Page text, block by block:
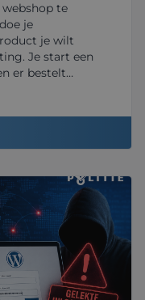
webshop te
je
je wilt
Je start een
er bestelt…